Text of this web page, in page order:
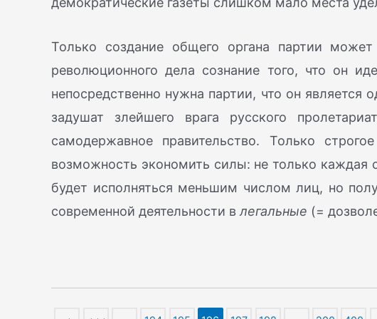
Только создание общего органа партии
революционного дела сознание того, что он
непосредственно нужна партии, что он является
задушат злейшего врага русского
самодержавное правительство. Только
возможность экономить силы: не только каждая
будет исполняться меньшим числом лиц, но
современной деятельности в легальные (=